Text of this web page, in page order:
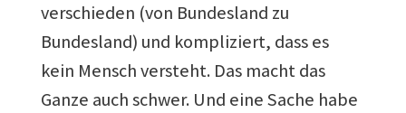
verschieden (von Bundesland zu
Bundesland) und kompliziert, dass es
kein Mensch versteht. Das macht das
Ganze auch schwer. Und eine Sache habe